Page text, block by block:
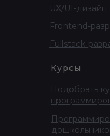
UX/UI-дизайн
Frontend-
Fullstack-
Подобрать
Курсы